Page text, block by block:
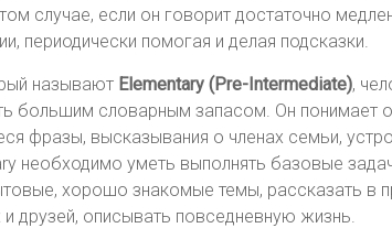
случае, если он говорит достаточно
периодически помогая и делая подсказки.
называют Elementary (Pre-Intermediate),
большим словарным запасом. Он понимает
фразы, высказывания о членах семьи,
необходимо уметь выполнять базовые
хорошо знакомые темы, рассказать в
друзей, описывать повседневную жизнь.